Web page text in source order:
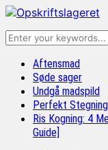
Aftensmad
Søde sager
Undgå madspild
Perfekt
Ris Kogning: 4
Guide]